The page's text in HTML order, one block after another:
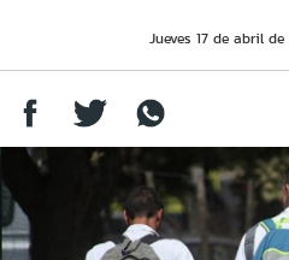
Jueves 17 de abril de